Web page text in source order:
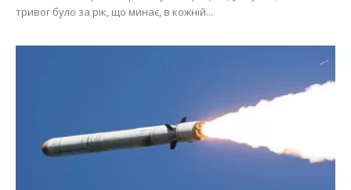
тривог було за рік, що минає, в кожній...